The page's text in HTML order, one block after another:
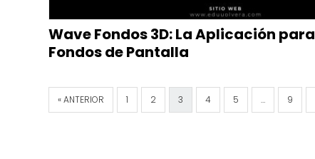
Wave Fondos 3D: La Aplicación para
Fondos de Pantalla
« ANTERIOR 1 2 3 4 5 … 9